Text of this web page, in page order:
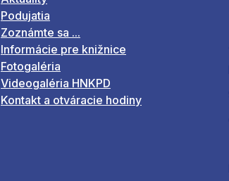
Podujatia
Zoznámte sa ...
Informácie pre knižnice
Fotogaléria
Videogaléria HNKPD
Kontakt a otváracie hodiny